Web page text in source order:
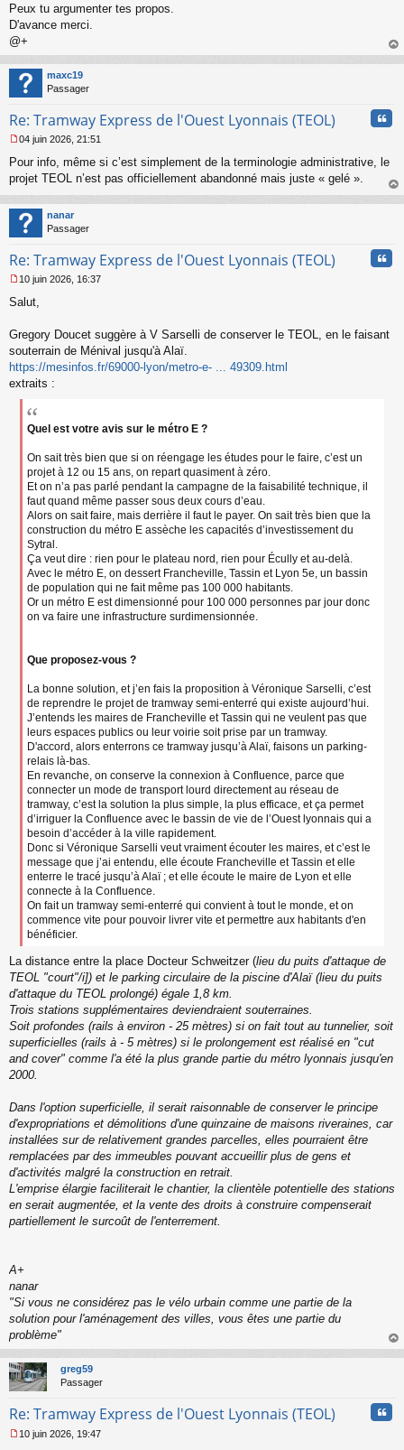
l
u
Peux tu argumenter tes propos.
D'avance merci.
@+
au
maxc19
Passager
Re: Tramway Express de l'Ouest Lyonnais (TEOL)
e
s
a
g
e
o
l
u
04 juin 2026, 21:51
Pour info, même si c’est simplement de la terminologie administrative, le
projet TEOL n’est pas officiellement abandonné mais juste « gelé ».
au
nanar
Passager
Re: Tramway Express de l'Ouest Lyonnais (TEOL)
e
s
g
e
n
o
10 juin 2026, 16:37
Salut,
Gregory Doucet suggère à V Sarselli de conserver le TEOL, en le faisant
souterrain de Ménival jusqu'à Alaï.
https://mesinfos.fr/69000-lyon/metro-e- ... 49309.html
extraits :
Quel est votre avis sur le métro E ?
On sait très bien que si on réengage les études pour le faire, c’est un
projet à 12 ou 15 ans, on repart quasiment à zéro.
Et on n’a pas parlé pendant la campagne de la faisabilité technique, il
faut quand même passer sous deux cours d’eau.
Alors on sait faire, mais derrière il faut le payer. On sait très bien que la
construction du métro E assèche les capacités d’investissement du
Sytral.
Ça veut dire : rien pour le plateau nord, rien pour Écully et au-delà.
Avec le métro E, on dessert Francheville, Tassin et Lyon 5e, un bassin
de population qui ne fait même pas 100 000 habitants.
Or un métro E est dimensionné pour 100 000 personnes par jour donc
on va faire une infrastructure surdimensionnée.
Que proposez-vous ?
La bonne solution, et j’en fais la proposition à Véronique Sarselli, c’est
de reprendre le projet de tramway semi-enterré qui existe aujourd’hui.
J’entends les maires de Francheville et Tassin qui ne veulent pas que
leurs espaces publics ou leur voirie soit prise par un tramway.
D'accord, alors enterrons ce tramway jusqu’à Alaï, faisons un parking-
relais là-bas.
En revanche, on conserve la connexion à Confluence, parce que
connecter un mode de transport lourd directement au réseau de
tramway, c’est la solution la plus simple, la plus efficace, et ça permet
d’irriguer la Confluence avec le bassin de vie de l’Ouest lyonnais qui a
besoin d’accéder à la ville rapidement.
Donc si Véronique Sarselli veut vraiment écouter les maires, et c’est le
message que j’ai entendu, elle écoute Francheville et Tassin et elle
enterre le tracé jusqu’à Alaï ; et elle écoute le maire de Lyon et elle
connecte à la Confluence.
On fait un tramway semi-enterré qui convient à tout le monde, et on
commence vite pour pouvoir livrer vite et permettre aux habitants d'en
bénéficier.
La distance entre la place Docteur Schweitzer (lieu du puits d'attaque de
TEOL "court"/i]) et le parking circulaire de la piscine d'Alaï (lieu du puits
d'attaque du TEOL prolongé) égale 1,8 km.
Trois stations supplémentaires deviendraient souterraines.
Soit profondes (rails à environ - 25 mètres) si on fait tout au tunnelier, soit
superficielles (rails à - 5 mètres) si le prolongement est réalisé en "cut
and cover" comme l'a été la plus grande partie du métro lyonnais jusqu'en
2000.
Dans l'option superficielle, il serait raisonnable de conserver le principe
d'expropriations et démolitions d'une quinzaine de maisons riveraines, car
installées sur de relativement grandes parcelles, elles pourraient être
remplacées par des immeubles pouvant accueillir plus de gens et
d'activités malgré la construction en retrait.
L'emprise élargie faciliterait le chantier, la clientèle potentielle des stations
en serait augmentée, et la vente des droits à construire compenserait
partiellement le surcoût de l'enterrement.
A+
nanar
"Si vous ne considérez pas le vélo urbain comme une partie de la
solution pour l'aménagement des villes, vous êtes une partie du
problème"
au
greg59
Passager
Re: Tramway Express de l'Ouest Lyonnais (TEOL)
10 juin 2026, 19:47